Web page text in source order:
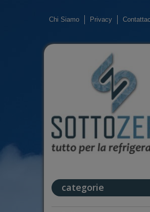
Chi Siamo Privacy
categorie